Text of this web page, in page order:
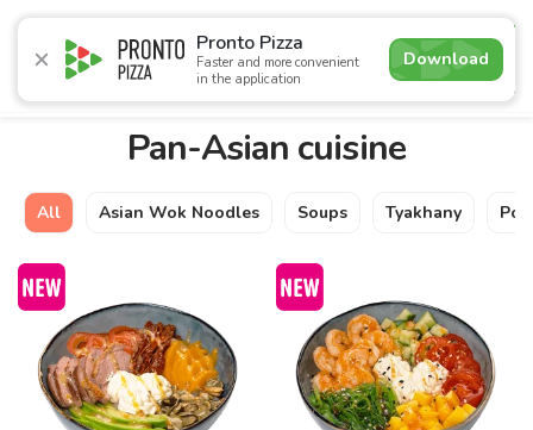
Pronto Pizza
Faster and more convenient
in the application
Download
4.9
Promotions Pizza Sushi Burgers Сombo
Pan-Asian cuisine
All Asian Wok Noodles Soups Tyakhany